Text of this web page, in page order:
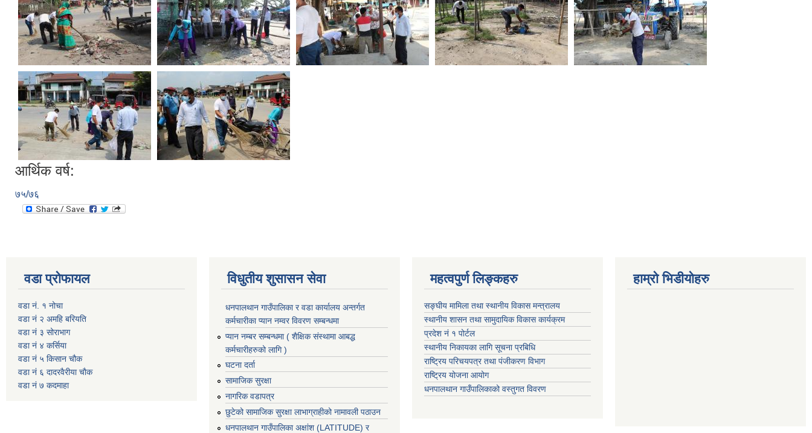
आर्थिक वर्ष:
७५/७६
वडा प्रोफायल
वडा नं. १ नोचा
वडा नं २ अमहि बरियति
वडा नं ३ सोराभाग
वडा नं ४ कर्सिया
वडा नं ५ किसान चौक
वडा नं ६ दादरवैरीया चाैक
वडा नं ७ कदमाहा
विधुतीय शुसासन सेवा
धनपालथान गाउँपालिका र वडा कार्यालय अन्तर्गत
कर्मचारीका प्यान नम्वर विवरण सम्बन्धमा
प्यान नम्बर सम्बन्धमा ( शैक्षिक संस्थामा आबद्ध
कर्मचारीहरुको लागि )
घटना दर्ता
सामाजिक सुरक्षा
नागरिक वडापत्र
छुटेको सामाजिक सुरक्षा लाभाग्राहीको नामावली पठाउन
धनपालथान गाउँपालिका अक्षांश (LATITUDE) र
महत्वपुर्ण लिङ्कहरु
सङ्घीय मामिला तथा स्थानीय विकास मन्त्रालय
स्थानीय शासन तथा सामुदायिक विकास कार्यक्रम
प्रदेश नं १ पोर्टल
स्थानीय निकायका लागि सूचना प्रबिधि
राष्ट्रिय परिचयपत्र तथा पंजीकरण विभाग
राष्ट्रिय योजना आयोग
धनपालथान गाउँपालिकाको वस्तुगत विवरण
हाम्रो भिडीयोहरु